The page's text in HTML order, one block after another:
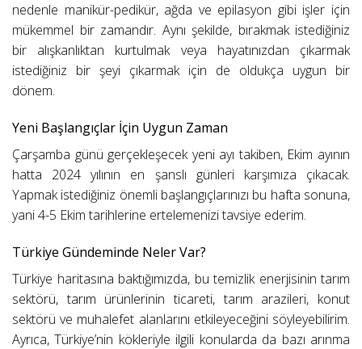
nedenle manikür-pedikür, ağda ve epilasyon gibi işler için
mükemmel bir zamandır. Aynı şekilde, bırakmak istediğiniz
bir alışkanlıktan kurtulmak veya hayatınızdan çıkarmak
istediğiniz bir şeyi çıkarmak için de oldukça uygun bir
dönem.
Yeni Başlangıçlar İçin Uygun Zaman
Çarşamba günü gerçekleşecek yeni ayı takiben, Ekim ayının
hatta 2024 yılının en şanslı günleri karşımıza çıkacak.
Yapmak istediğiniz önemli başlangıçlarınızı bu hafta sonuna,
yani 4-5 Ekim tarihlerine ertelemenizi tavsiye ederim.
Türkiye Gündeminde Neler Var?
Türkiye haritasına baktığımızda, bu temizlik enerjisinin tarım
sektörü, tarım ürünlerinin ticareti, tarım arazileri, konut
sektörü ve muhalefet alanlarını etkileyeceğini söyleyebilirim.
Ayrıca, Türkiye’nin kökleriyle ilgili konularda da bazı arınma